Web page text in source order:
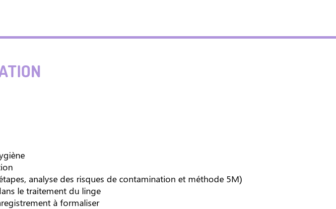
analyse des risques de contamination et méthode 5M)
le traitement du linge
à formaliser